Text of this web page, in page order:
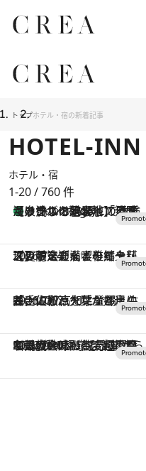
トップホテル・宿の新着記事
HOTEL-INN
ホテル・宿
1-20 / 760件
3 Hours Ago
【トンボの足水浴】ヒノキの香りに包まれて涼感マックス！約13℃の湧水かけ流しを避暑地「星野温泉 トンボの湯」で体験
2026.7.24
【夏限定ディナーコース】旬を迎える稚鮎や花ズッキーニなどをイタリア・トスカーナの郷土料理の手法で満喫！
2026.7.17
「土佐和ハーブかき氷」がOMO7高知に登場！生姜、山椒、大葉など目にも舌にも涼を呼ぶ郷土の味
2026.7.10
NEW OPEN！【界 草津】名湯の地に誕生。趣の異なる2種の温泉と上州ならではの会席・蕎麦割烹など美食を味わう究極の癒やし旅